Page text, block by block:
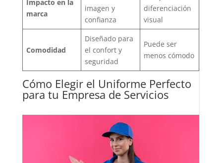
Impacto en la
marca
imagen y
confianza
diferenciación
visual
Comodidad
Diseñado para
el confort y
seguridad
Puede ser
menos cómodo
Cómo Elegir el Uniforme Perfecto
para tu Empresa de Servicios